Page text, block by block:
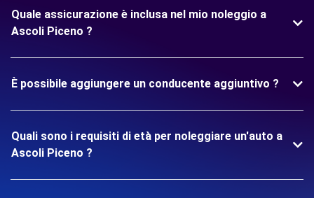
Quale assicurazione è inclusa nel mio noleggio a
Ascoli Piceno ?
È possibile aggiungere un conducente aggiuntivo ?
Quali sono i requisiti di età per noleggiare un'auto a
Ascoli Piceno ?